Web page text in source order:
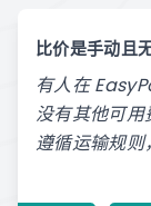
比价是手动且
有人在
没有其他可
遵循运输规则